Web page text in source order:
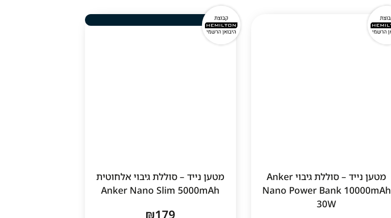
מטען נייד – סוללת גיבוי Anker
Nano Power Bank 10000mAh
30W
מטען נייד – סוללת גיבוי אלחוטית
Anker Nano Slim 5000mAh
₪179
פופולרי